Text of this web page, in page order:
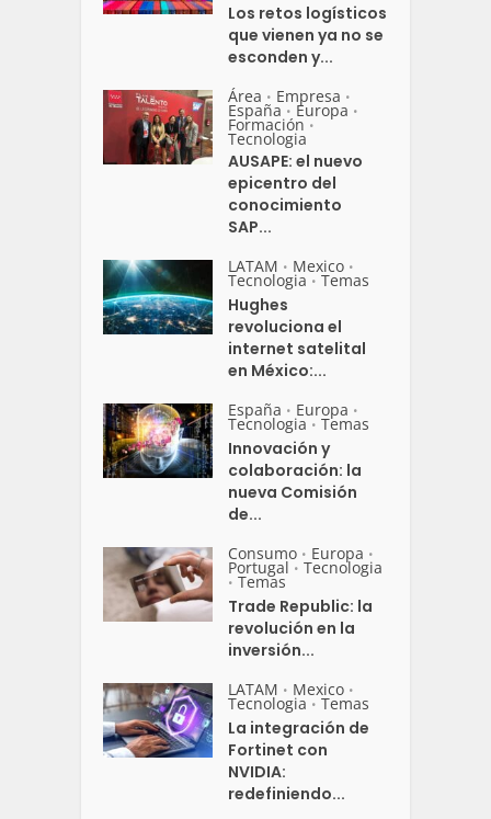
Los retos logísticos
que vienen ya no se
esconden y...
Área • Empresa •
España • Europa •
Formación •
Tecnologia
AUSAPE: el nuevo
epicentro del
conocimiento
SAP...
LATAM • Mexico •
Tecnologia • Temas
Hughes
revoluciona el
internet satelital
en México:...
España • Europa •
Tecnologia • Temas
Innovación y
colaboración: la
nueva Comisión
de...
Consumo • Europa •
Portugal • Tecnologia
• Temas
Trade Republic: la
revolución en la
inversión...
LATAM • Mexico •
Tecnologia • Temas
La integración de
Fortinet con
NVIDIA:
redefiniendo...